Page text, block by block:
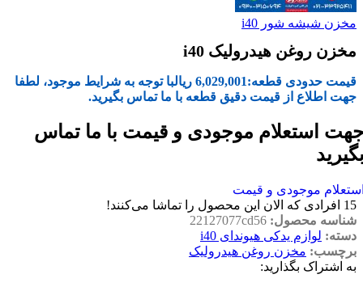
مخزن شیشه شور i40
مخزن روغن هیدرولیک i40
قیمت حدودی قطعه:6,029,001 ریالبا توجه به شرایط موجود، لطفا
جهت اطلاع از قیمت دقیق قطعه با ما تماس بگیرید.
استعلام موجودی و قیمت با ما تماس
موجودی و قیمت
15 افرادی که الان این محصول را تماشا می‌کنند!
شناسه محصول: 22127077cd56
دسته: لوازم یدکی هیوندای i40
برچسب: مخزن روغن هیدرولیک
به اشتراک بگذارید: